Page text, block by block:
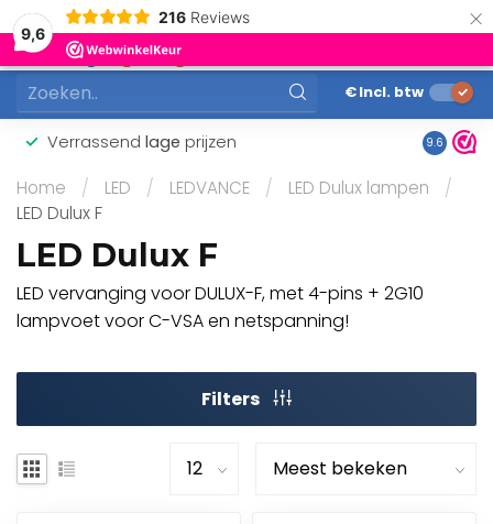
9,6
216 Reviews ×
MENU
0
€Incl. btw
Verrassend lage prijzen 9.6
Home / LED / LEDVANCE / LED Dulux lampen
/
LED Dulux F
LED Dulux F
LED vervanging voor DULUX-F, met 4-pins + 2G10
lampvoet voor C-VSA en netspanning!
Filters